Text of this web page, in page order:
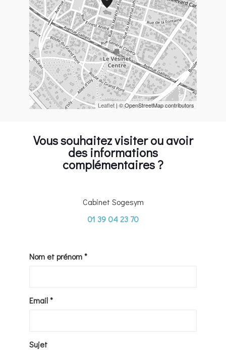
Leaflet | © OpenStreetMap contributors
Vous souhaitez visiter ou avoir
des informations
complémentaires ?
Cabinet Sogesym
01 39 04 23 70
Nom et prénom *
Email *
Sujet